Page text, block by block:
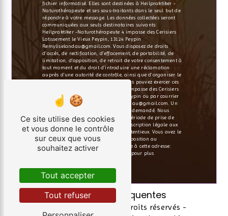
fichier informatisé. Elles sont destinées à Heilpraktiker -
Naturothérapeute et ses sous-traitants dans le seul but de
répondre à votre message. Les données collectées seront
communiquées aux seuls destinataires suivants:
Heilpraktiker -Naturothérapeute 4 impasse des Cerisiers
Lotissement le Vieux Peypin, 13124 Peypin
Remyliselandau@gmail.com. Vous disposez de droits
d’accès, de rectification, d’effacement, de portabilité, de
limitation, d’opposition, de retrait de votre consentement à
tout moment et du droit d’introduire une réclamation
auprès d’une autorité de contrôle, ainsi que d’organiser le
sort de vos données post-mortem. Vous pouvez exercer ces
droits par voie postale à l'adresse 4 impasse des Cerisiers
Lotissement le Vieux Peypin, 13124 Peypin ou par courrier
électronique à l'adresse Remyliselandau@gmail.com. Un
justificatif d'identité pourra vous être demandé. Nous
conservons vos données pendant la période de prise de
contact puis pendant la durée de prescription légale aux
fins probatoires et de gestion des contentieux. Vous avez le
droit de vous inscrire sur la liste d'opposition au
démarchage téléphonique, disponible à cette adresse:
Bloctel.gouv.fr
. Consultez le site cnil.fr pour plus
Recherches fréquentes
- 2026 - Tous droits réservés -
Ce site utilise des cookies
et vous donne le contrôle
sur ceux que vous
souhaitez activer
Tout accepter
Tout refuser